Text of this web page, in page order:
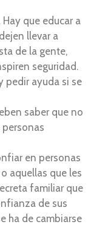
Hay que educar a
llevar a
de la gente,
seguridad.
pedir ayuda si se
saber que no
en personas
aquellas que les
familiar que
de sus
ha de cambiarse